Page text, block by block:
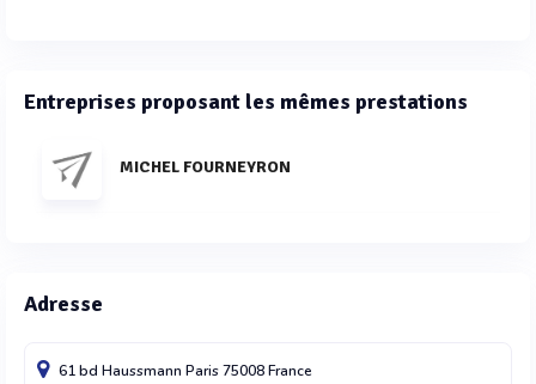
Entreprises proposant les mêmes prestations
MICHEL FOURNEYRON
Adresse
61 bd Haussmann Paris75008France